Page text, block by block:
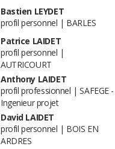
Bastien LEYDET
profil personnel | BARLES
Patrice LAIDET
profil personnel |
AUTRICOURT
Anthony LAIDET
profil professionnel | SAFEGE -
Ingenieur projet
David LAIDET
profil personnel | BOIS EN
ARDRES